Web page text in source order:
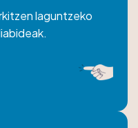
laguntzeko